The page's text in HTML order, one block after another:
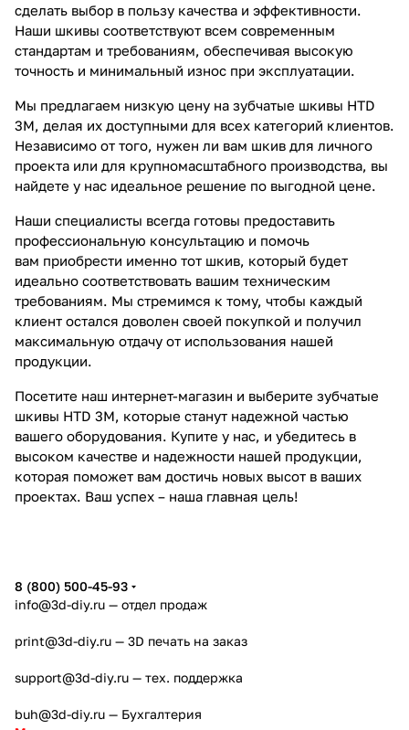
сделать выбор в пользу качества и эффективности.
Наши шкивы соответствуют всем современным
стандартам и требованиям, обеспечивая высокую
точность и минимальный износ при эксплуатации.
Мы предлагаем низкую цену на зубчатые шкивы HTD
3M, делая их доступными для всех категорий клиентов.
Независимо от того, нужен ли вам шкив для личного
проекта или для крупномасштабного производства, вы
найдете у нас идеальное решение по выгодной цене.
Наши специалисты всегда готовы предоставить
профессиональную консультацию и помочь
вам приобрести именно тот шкив, который будет
идеально соответствовать вашим техническим
требованиям. Мы стремимся к тому, чтобы каждый
клиент остался доволен своей покупкой и получил
максимальную отдачу от использования нашей
продукции.
Посетите наш интернет-магазин и выберите зубчатые
шкивы HTD 3M, которые станут надежной частью
вашего оборудования. Купите у нас, и убедитесь в
высоком качестве и надежности нашей продукции,
которая поможет вам достичь новых высот в ваших
проектах. Ваш успех – наша главная цель!
8 (800) 500-45-93
info@3d-diy.ru — отдел продаж
print@3d-diy.ru — 3D печать на заказ
support@3d-diy.ru — тех. поддержка
buh@3d-diy.ru — Бухгалтерия